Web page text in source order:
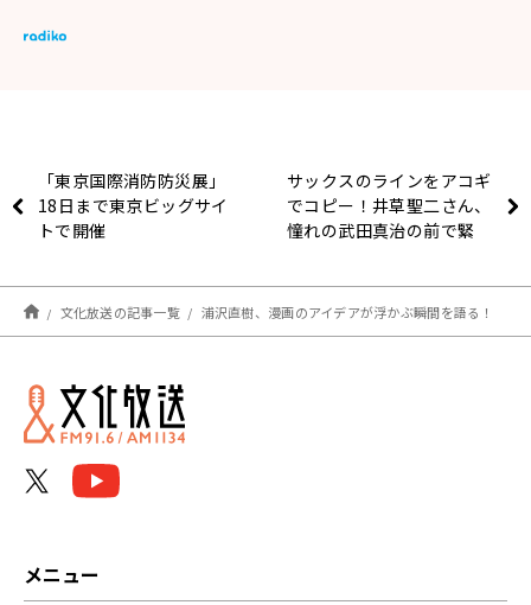
「東京国際消防防災展」
18日まで東京ビッグサイ
トで開催
サックスのラインをアコギ
でコピー！井草聖二さん、
憧れの武田真治の前で緊
文化放送の記事一覧 浦沢直樹、漫画のアイデアが浮かぶ瞬間を語る！
メニュー